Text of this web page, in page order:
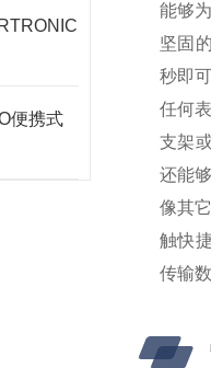
便携式
能够
坚固
秒即
任何
支架
还能
像其
触快
传输